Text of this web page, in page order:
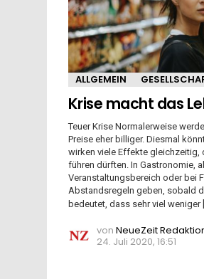
ALLGEMEIN
Krise macht das
Teuer Krise Normalerweise
Preise eher billiger. Diesmal
wirken viele Effekte gleichzeitig,
führen dürften. In Gastronomie,
Veranstaltungsbereich oder bei
Abstandsregeln geben, sobald
bedeutet, dass sehr viel weniger
von NeueZeit
24. Juli 2020, 16:51